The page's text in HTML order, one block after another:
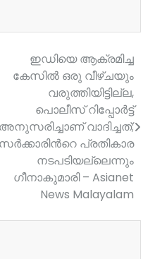
ഇഡിയെ ആക്രമിച്ച
കേസിൽ ഒരു വീഴ്ചയും
വരുത്തിയിട്ടില്ല,
പൊലീസ് റിപ്പോർട്ട്
അനുസരിച്ചാണ് വാദിച്ചത്;
സർക്കാരിന്‍റെ പ്രതികാര
നടപടിയല്ലെന്നും
ഗീനാകുമാരി – Asianet
News Malayalam